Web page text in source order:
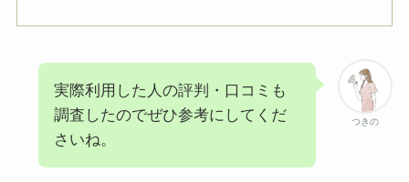
つきの
実際利用した人の評判・口コミも
調査したのでぜひ参考にしてくだ
さいね。